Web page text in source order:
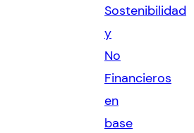
Sostenibilidad
y
No
Financieros
en
base